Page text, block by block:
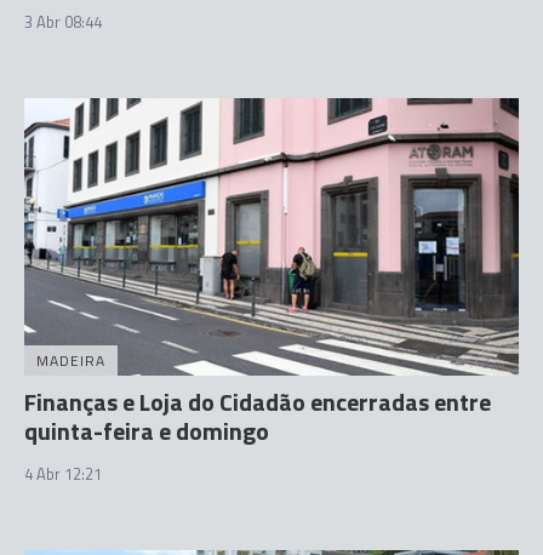
3 Abr 08:44
MADEIRA
Finanças e Loja do Cidadão encerradas entre
quinta-feira e domingo
4 Abr 12:21